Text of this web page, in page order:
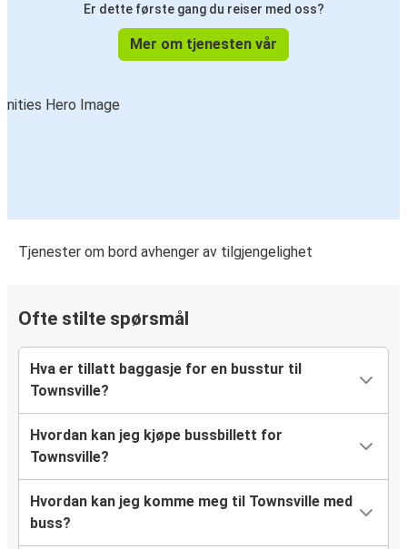
Er dette første gang du reiser med oss?
Mer om tjenesten vår
Tjenester om bord avhenger av tilgjengelighet
Ofte stilte spørsmål
Hva er tillatt baggasje for en busstur til
Townsville?
Hvordan kan jeg kjøpe bussbillett for
Townsville?
Hvordan kan jeg komme meg til Townsville med
buss?